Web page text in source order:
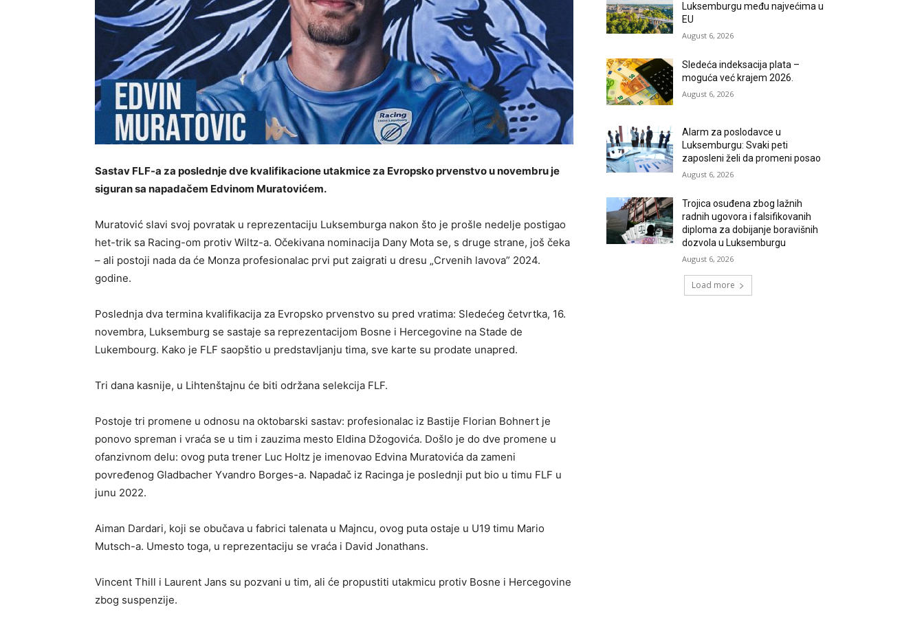
Sastav FLF-a za poslednje dve kvalifikacione utakmice za Evropsko prvenstvo u novembru je
siguran sa napadačem Edvinom Muratovićem.
Muratović slavi svoj povratak u reprezentaciju Luksemburga nakon što je prošle nedelje postigao
het-trik sa Racing-om protiv Wiltz-a. Očekivana nominacija Dany Mota se, s druge strane, još čeka
– ali postoji nada da će Monza profesionalac prvi put zaigrati u dresu „Crvenih lavova” 2024.
godine.
Poslednja dva termina kvalifikacija za Evropsko prvenstvo su pred vratima: Sledećeg četvrtka, 16.
novembra, Luksemburg se sastaje sa reprezentacijom Bosne i Hercegovine na Stade de
Lukembourg. Kako je FLF saopštio u predstavljanju tima, sve karte su prodate unapred.
Tri dana kasnije, u Lihtenštajnu će biti održana selekcija FLF.
Postoje tri promene u odnosu na oktobarski sastav: profesionalac iz Bastije Florian Bohnert je
ponovo spreman i vraća se u tim i zauzima mesto Eldina Džogovića. Došlo je do dve promene u
ofanzivnom delu: ovog puta trener Luc Holtz je imenovao Edvina Muratovića da zameni
povređenog Gladbacher Yvandro Borges-a. Napadač iz Racinga je poslednji put bio u timu FLF u
junu 2022.
Aiman Dardari, koji se obučava u fabrici talenata u Majncu, ovog puta ostaje u U19 timu Mario
Mutsch-a. Umesto toga, u reprezentaciju se vraća i David Jonathans.
Vincent Thill i Laurent Jans su pozvani u tim, ali će propustiti utakmicu protiv Bosne i Hercegovine
zbog suspenzije.
Luksemburgu među najvećima u
EU
August 6, 2026
Sledeća indeksacija plata –
moguća već krajem 2026.
August 6, 2026
Alarm za poslodavce u
Luksemburgu: Svaki peti
zaposleni želi da promeni posao
August 6, 2026
Trojica osuđena zbog lažnih
radnih ugovora i falsifikovanih
diploma za dobijanje boravišnih
dozvola u Luksemburgu
August 6, 2026
Load more